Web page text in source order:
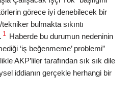
görece iyi denebilecek bir
bulmakta sıkıntı
1
Haberde bu durumun nedeninin
‘iş beğenmeme’ problemi”
AKP’liler tarafından sık sık dile
iddianın gerçekle herhangi bir